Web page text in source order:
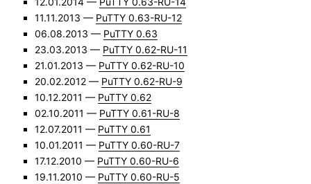
11.11.2013 — PuTTY 0.63-RU-12
06.08.2013 — PuTTY 0.63
23.03.2013 — PuTTY 0.62-RU-11
21.01.2013 — PuTTY 0.62-RU-10
20.02.2012 — PuTTY 0.62-RU-9
10.12.2011 — PuTTY 0.62
02.10.2011 — PuTTY 0.61-RU-8
12.07.2011 — PuTTY 0.61
10.01.2011 — PuTTY 0.60-RU-7
17.12.2010 — PuTTY 0.60-RU-6
19.11.2010 — PuTTY 0.60-RU-5